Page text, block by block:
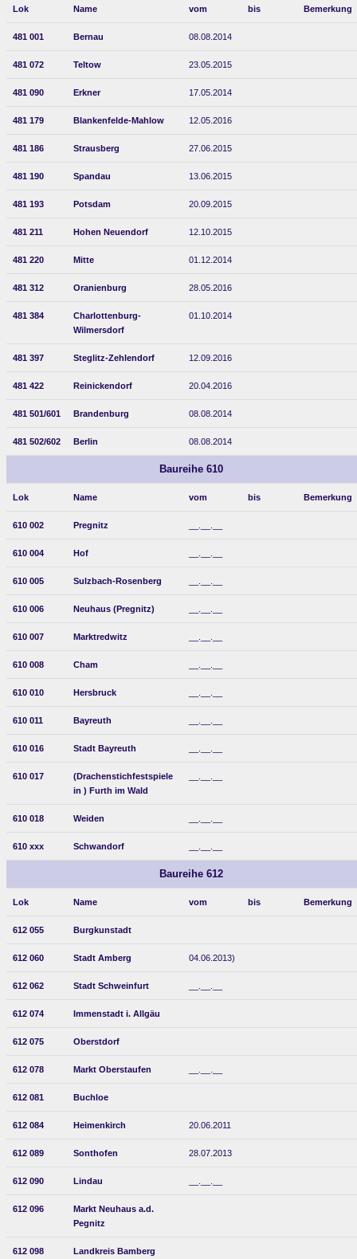
Lok Name vom bis Bemerkung
481 001 Bernau 08.08.2014
481 072 Teltow 23.05.2015
481 090 Erkner 17.05.2014
481 179 Blankenfelde-Mahlow 12.05.2016
481 186 Strausberg 27.06.2015
481 190 Spandau 13.06.2015
481 193 Potsdam 20.09.2015
481 211 Hohen Neuendorf 12.10.2015
481 220 Mitte 01.12.2014
481 312 Oranienburg 28.05.2016
481 384
Charlottenburg-
Wilmersdorf
01.10.2014
481 397 Steglitz-Zehlendorf 12.09.2016
481 422 Reinickendorf 20.04.2016
481 501/601 Brandenburg 08.08.2014
481 502/602 Berlin 08.08.2014
Baureihe 610
Lok Name vom bis Bemerkung
610 002 Pregnitz
610 004 Hof
610 005 Sulzbach-Rosenberg
610 006 Neuhaus (Pregnitz)
610 007 Marktredwitz
610 008 Cham
610 010 Hersbruck
610 011 Bayreuth
610 016 Stadt Bayreuth
610 017
(Drachenstichfestspiele
in ) Furth im Wald
610 018 Weiden
610 xxx Schwandorf
Baureihe 612
Lok Name vom bis Bemerkung
612 055 Burgkunstadt
612 060 Stadt Amberg 04.06.2013)
612 062 Stadt Schweinfurt
612 074 Immenstadt i. Allgäu
612 075 Oberstdorf
612 078 Markt Oberstaufen
612 081 Buchloe
612 084 Heimenkirch 20.06.2011
612 089 Sonthofen 28.07.2013
612 090 Lindau
612 096
Markt Neuhaus a.d.
Pegnitz
612 098 Landkreis Bamberg